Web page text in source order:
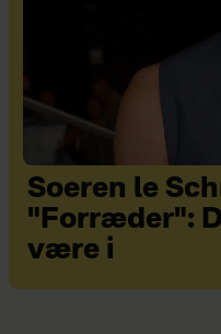
Soeren le
"Forræder":
være i